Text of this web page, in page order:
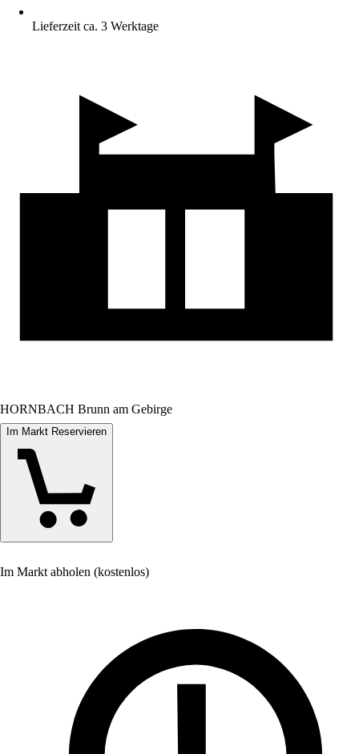
Lieferzeit ca. 3 Werktage
HORNBACH Brunn am Gebirge
Im Markt Reservieren
Im Markt abholen (kostenlos)